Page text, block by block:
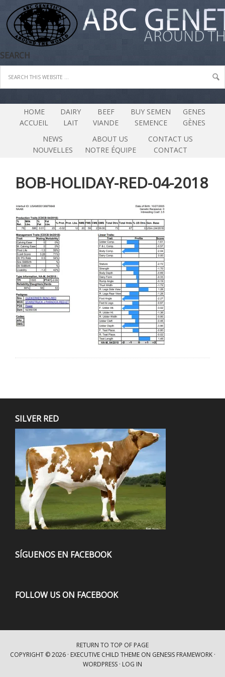
SEARCH
HOME
ACCUEIL
DAIRY
LAIT
BEEF
VIANDE
BUY SEMEN
SEMENCE
GENES
GÈNES
NEWS
NOUVELLES
ABOUT US
NOTRE ÉQUIPE
CONTACT US
CONTACT
BOB-HOLIDAY-RED-04-2018
SILVER RED
SÍGUENOS EN FACEBOOK
FOLLOW US ON FACEBOOK
RETURN TO TOP OF PAGE
COPYRIGHT © 2026 · EXECUTIVE CHILD THEMEON GENESIS FRAMEWORK·
WORDPRESS · LOG IN